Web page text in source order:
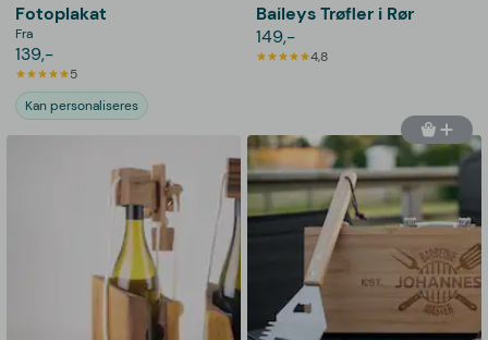
Fotoplakat
Fra
139,-
5
Kan personaliseres
Baileys Trøfler i Rør
149,-
4,8